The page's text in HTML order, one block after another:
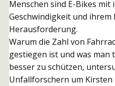
Menschen sind E-Bikes
Geschwindigkeit und ihrem
Herausforderung.
Warum die Zahl von
gestiegen ist und was man
besser zu schützen,
Unfallforschern um Kirsten